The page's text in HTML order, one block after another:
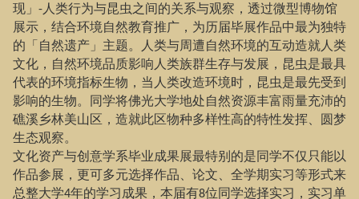
现」 - 人类行为与昆虫之间的关系与观察，透过微型博物馆
展示，结合环境自然教育推广，为历届毕展作品中最为独特
的「自然遗产」主题。人类与周遭自然环境的互动造就人类
文化，自然环境品质影响人类族群生存与发展，昆虫是最具
代表的环境指标生物，当人类改造环境时，昆虫是最先受到
影响的生物。同学将佛光大学地处自然资源丰富雨量充沛的
礁溪乡林美山区，造就此区物种多样性高的特性发挥、圆梦
生态观察。
文化资产与创意学系毕业成果展最特别的是同学不仅只能以
作品参展，更可多元选择作品、论文、全学期实习等形式来
总整大学4年的学习成果，本届有8位同学选择实习，实习单